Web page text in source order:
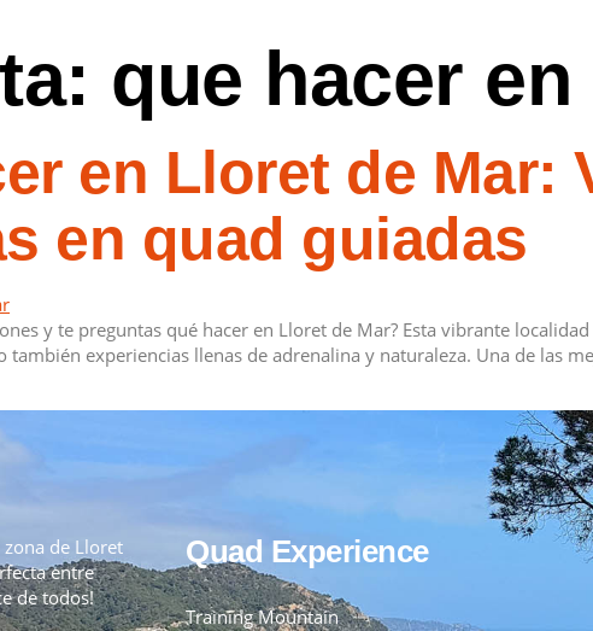
que hacer
en Lloret de Mar:
en quad guiadas
y te preguntas qué hacer en Lloret de Mar? Esta vibrante
experiencias llenas de adrenalina y naturaleza. Una de las
zona de Lloret
entre
de todos!
Quad Experience
Training Mountain